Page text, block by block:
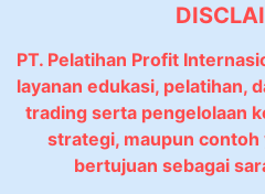
PT. Pelatihan Profit
layanan edukasi, pelatihan,
trading serta pengelolaan
strategi, maupun contoh
bertujuan sebagai